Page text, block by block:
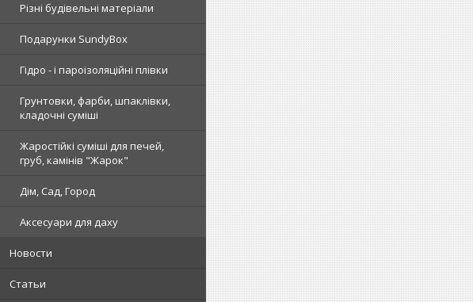
Різні будівельні матеріали
Подарунки SundyBox
Гідро - і пароізоляційні плівки
Грунтовки, фарби, шпаклівки,
кладочні суміші
Жаростійкі суміші для печей,
груб, камінів "Жарок"
Дім, Сад, Город
Аксесуари для даху
Новости
Статьи